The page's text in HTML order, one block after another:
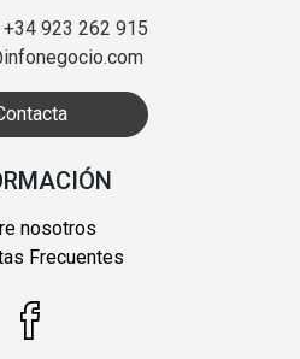
923 262 915
nosotros
Frecuentes